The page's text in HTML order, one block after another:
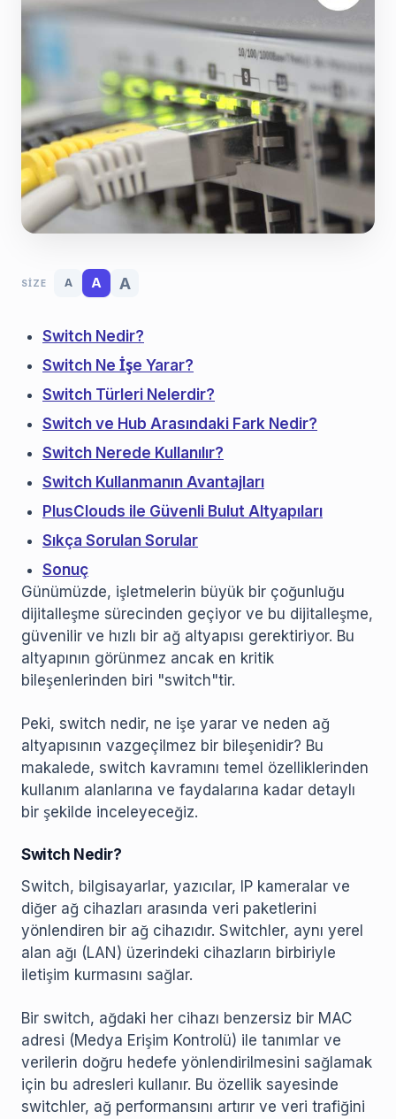
SIZE A A A
Switch Nedir?
Switch Ne İşe Yarar?
Switch Türleri Nelerdir?
Switch ve Hub Arasındaki Fark Nedir?
Switch Nerede Kullanılır?
Switch Kullanmanın Avantajları
PlusClouds ile Güvenli Bulut Altyapıları
Sıkça Sorulan Sorular
Sonuç
Günümüzde, işletmelerin büyük bir çoğunluğu
dijitalleşme sürecinden geçiyor ve bu dijitalleşme,
güvenilir ve hızlı bir ağ altyapısı gerektiriyor. Bu
altyapının görünmez ancak en kritik
bileşenlerinden biri "switch"tir.
Peki, switch nedir, ne işe yarar ve neden ağ
altyapısının vazgeçilmez bir bileşenidir? Bu
makalede, switch kavramını temel özelliklerinden
kullanım alanlarına ve faydalarına kadar detaylı
bir şekilde inceleyeceğiz.
Switch Nedir?
Switch, bilgisayarlar, yazıcılar, IP kameralar ve
diğer ağ cihazları arasında veri paketlerini
yönlendiren bir ağ cihazıdır. Switchler, aynı yerel
alan ağı (LAN) üzerindeki cihazların birbiriyle
iletişim kurmasını sağlar.
Bir switch, ağdaki her cihazı benzersiz bir MAC
adresi (Medya Erişim Kontrolü) ile tanımlar ve
verilerin doğru hedefe yönlendirilmesini sağlamak
için bu adresleri kullanır. Bu özellik sayesinde
switchler, ağ performansını artırır ve veri trafiğini